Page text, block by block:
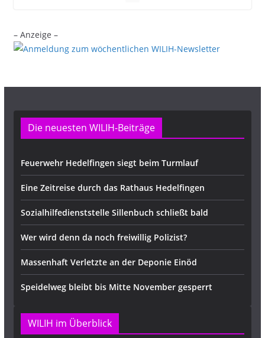
– Anzeige –
Die neuesten WILIH-Beiträge
Feuerwehr Hedelfingen siegt beim Turmlauf
Eine Zeitreise durch das Rathaus Hedelfingen
Sozialhilfedienststelle Sillenbuch schließt bald
Wer wird denn da noch freiwillig Polizist?
Massenhaft Verletzte an der Deponie Einöd
Speidelweg bleibt bis Mitte November gesperrt
WILIH im Überblick